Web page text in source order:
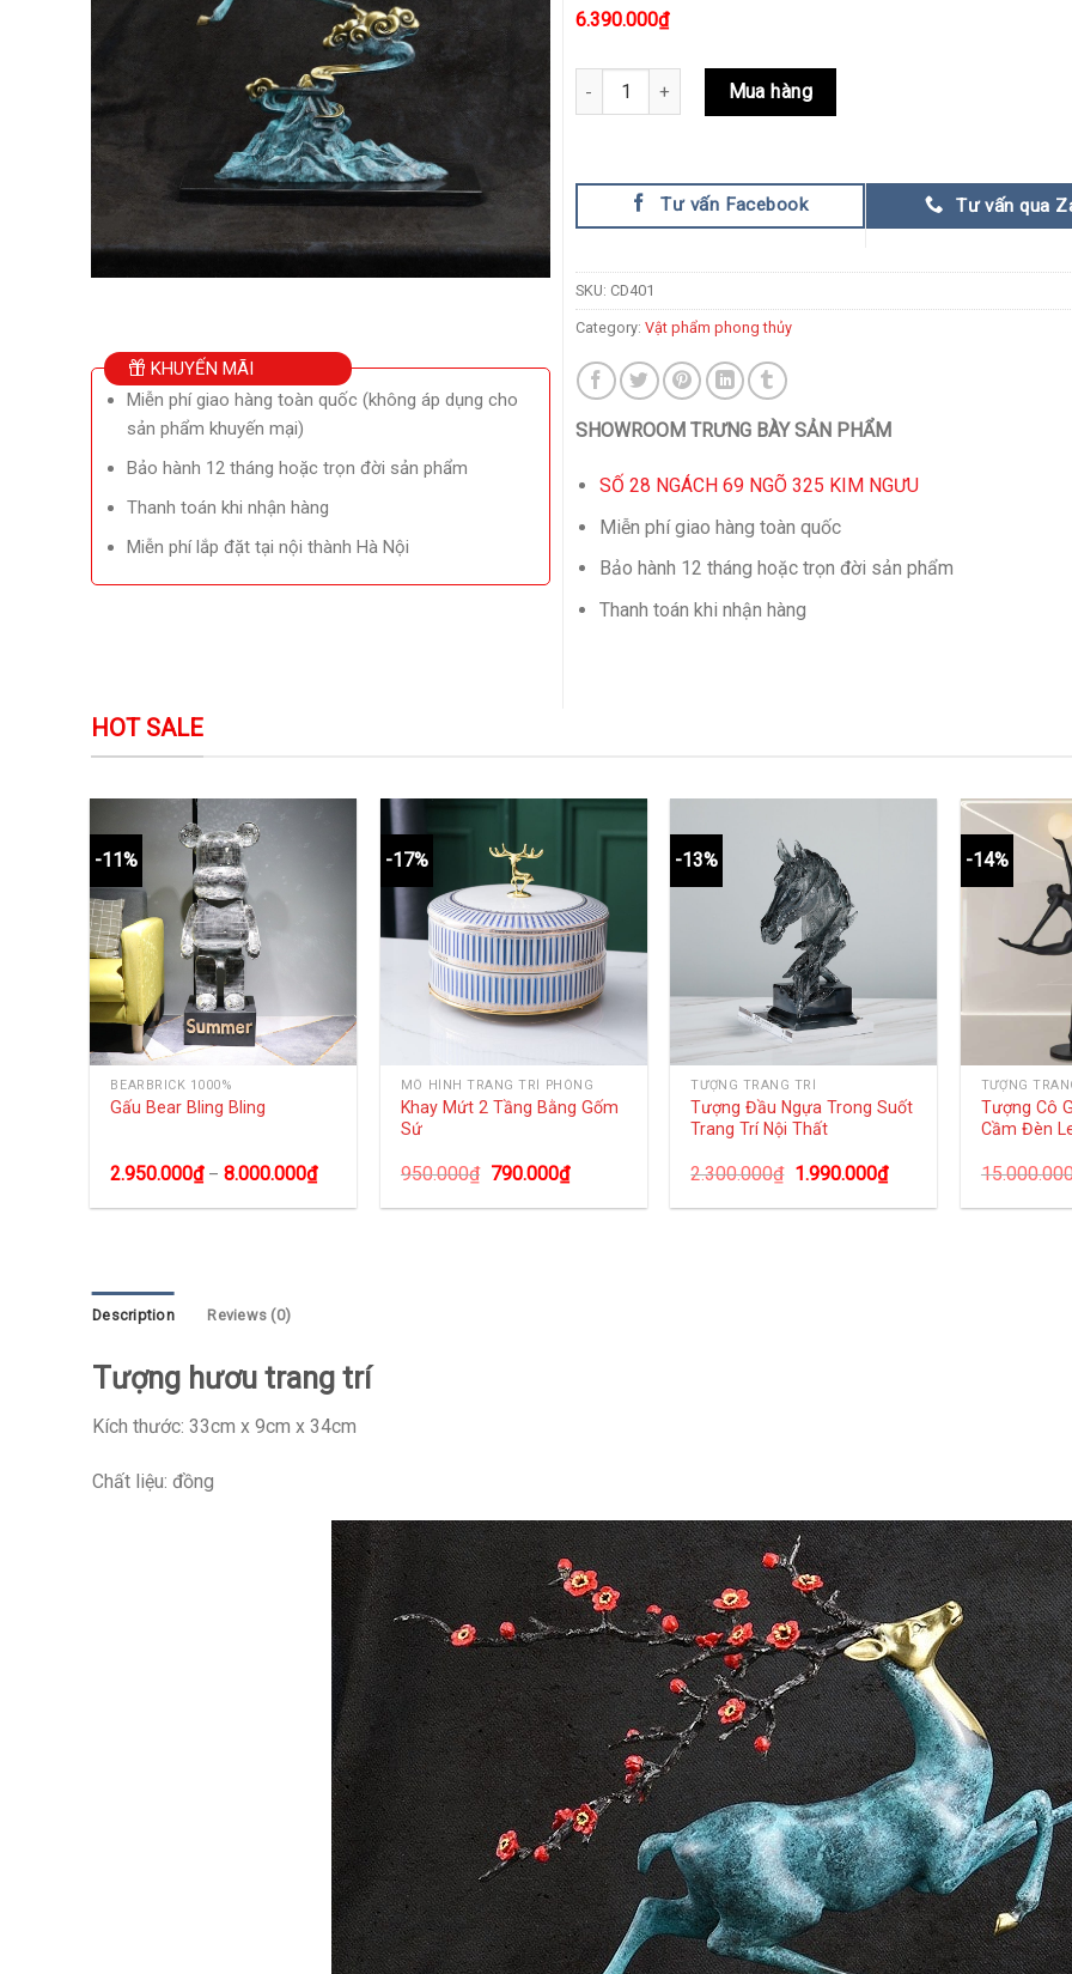
KHUYẾN MÃI
Miễn phí giao hàng toàn quốc (không áp dụng cho
sản phẩm khuyến mại)
Bảo hành 12 tháng hoặc trọn đời sản phẩm
Thanh toán khi nhận hàng
Miễn phí lắp đặt tại nội thành Hà Nội
6.390.000₫
Tượng hươu trang trí quantity
Mua hàng
Tư vấn Facebook Tư vấn qua
SKU: CD401
Category: Vật phẩm phong thủy
SHOWROOM TRƯNG BÀY SẢN PHẨM
SỐ 28 NGÁCH 69 NGÕ 325 KIM NGƯU
Miễn phí giao hàng toàn quốc
Bảo hành 12 tháng hoặc trọn đời sản phẩm
Thanh toán khi nhận hàng
HOT SALE
-11%
BEARBRICK 1000%
Gấu Bear Bling Bling
2.950.000₫–8.000.000₫
-17%
MÔ HÌNH TRANG TRÍ PHÒNG
Khay Mứt 2 Tầng Bằng Gốm
Sứ
950.000₫ 790.000₫
-13%
TƯỢNG TRANG TRÍ
Tượng Đầu Ngựa Trong Suốt
Trang Trí Nội Thất
2.300.000₫ 1.990.000₫
-14%
TƯỢNG
Tượng Cô
Cầm Đèn
Description Reviews (0)
Tượng hươu trang trí
Kích thước: 33cm x 9cm x 34cm
Chất liệu: đồng